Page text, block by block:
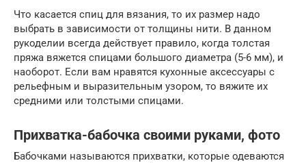
Что касается спиц для вязания, то их размер надо
выбрать в зависимости от толщины нити. В данном
рукоделии всегда действует правило, когда толстая
пряжа вяжется спицами большого диаметра (5-6 мм), и
наоборот. Если вам нравятся кухонные аксессуары с
рельефным и выразительным узором, то вяжите их
средними или толстыми спицами.
Прихватка-бабочка своими руками, фото
Бабочками называются прихватки, которые одеваются